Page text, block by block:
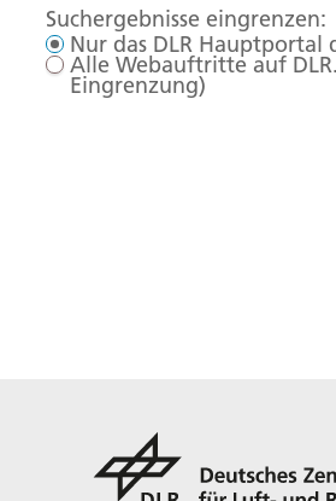
Suchergebnisse eingrenzen:
Nur das DLR Hauptportal
Alle Webauftritte auf
Eingrenzung)